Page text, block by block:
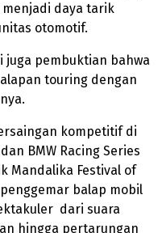
daya tarik
otomotif.
juga pembuktian bahwa
touring dengan
kompetitif di
BMW Racing Series
Mandalika Festival of
penggemar balap mobil
dari suara
hingga pertarungan